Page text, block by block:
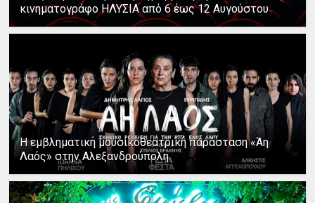
κινηματογράφο ΗΛΥΣΙΑ από 6 έως 12 Αυγούστου
Η εμβληματική μουσικοθεατρική παράσταση «Άη
Λαός» στην Αλεξανδρούπολη